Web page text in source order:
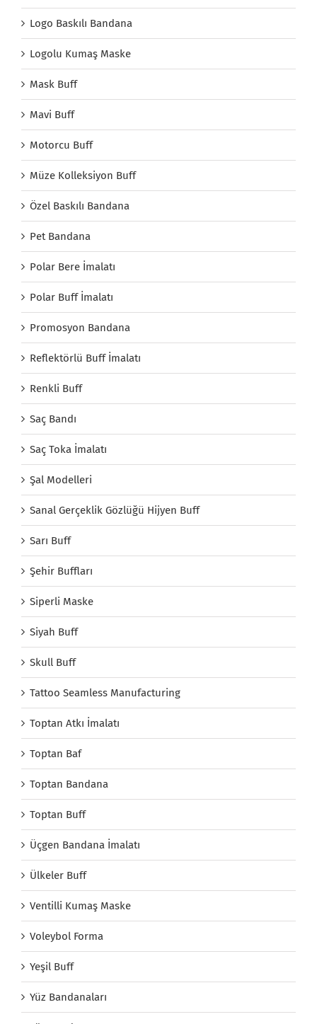
Logo Baskılı Bandana
Logolu Kumaş Maske
Mask Buff
Mavi Buff
Motorcu Buff
Müze Kolleksiyon Buff
Özel Baskılı Bandana
Pet Bandana
Polar Bere İmalatı
Polar Buff İmalatı
Promosyon Bandana
Reflektörlü Buff İmalatı
Renkli Buff
Saç Bandı
Saç Toka İmalatı
Şal Modelleri
Sanal Gerçeklik Gözlüğü Hijyen Buff
Sarı Buff
Şehir Buffları
Siperli Maske
Siyah Buff
Skull Buff
Tattoo Seamless Manufacturing
Toptan Atkı İmalatı
Toptan Baf
Toptan Bandana
Toptan Buff
Üçgen Bandana İmalatı
Ülkeler Buff
Ventilli Kumaş Maske
Voleybol Forma
Yeşil Buff
Yüz Bandanaları